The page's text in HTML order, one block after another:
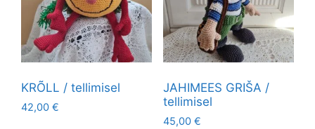
KRÕLL / tellimisel
42,00 €
JAHIMEES GRIŠA /
tellimisel
45,00 €